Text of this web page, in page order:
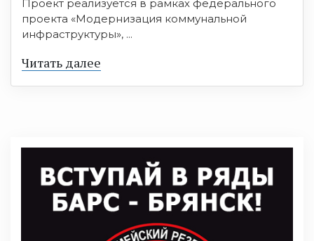
Проект реализуется в рамках федерального
проекта «Модернизация коммунальной
инфраструктуры», ...
Читать далее